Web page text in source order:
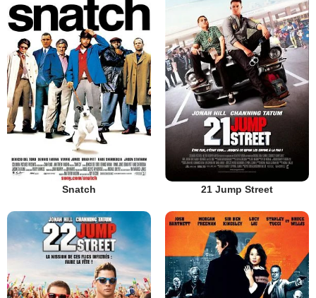
Snatch 21 Jump Street